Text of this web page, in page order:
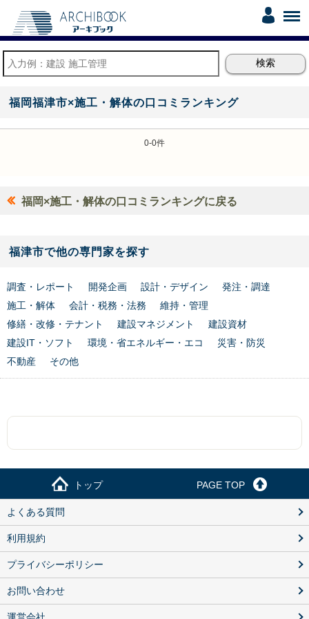
福岡福津市×施工・解体の口コミランキング
0-0件
福岡×施工・解体の口コミランキングに戻る
福津市で他の専門家を探す
調査・レポート 開発企画 設計・デザイン
発注・調達
施工・解体
会計・税務・法務
維持・管理
修繕・改修・テナント
建設マネジメント
建設資材
建設IT・ソフト
環境・省エネルギー・エコ
災害・防災
不動産
その他
トップ PAGE TOP
よくある質問
利用規約
プライバシーポリシー
お問い合わせ
運営会社